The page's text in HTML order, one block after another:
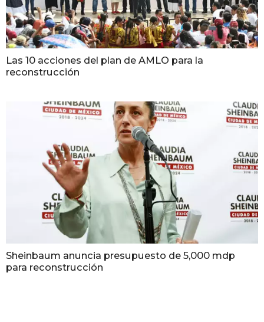
Las 10 acciones del plan de AMLO para la
reconstrucción
Sheinbaum anuncia presupuesto de 5,000 mdp
para reconstrucción